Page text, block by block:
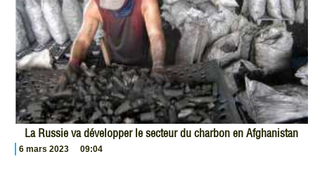
La Russie va développer le secteur du charbon en Afghanistan
6 mars 2023 09:04